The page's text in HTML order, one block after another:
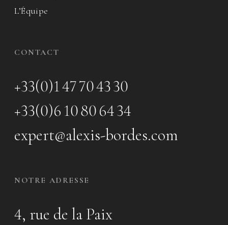
L’Équipe
CONTACT
+33(0)1 47 70 43 30
+33(0)6 10 80 64 34
expert@alexis-bordes.com
NOTRE ADRESSE
4, rue de la Paix